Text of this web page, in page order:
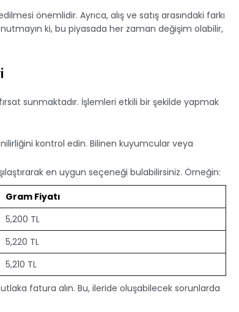
önemlidir. Ayrıca, alış ve satış arasındaki farkı
ki, bu piyasada her zaman değişim olabilir,
sunmaktadır. İşlemleri etkili bir şekilde yapmak
kontrol edin. Bilinen kuyumcular veya
en uygun seçeneği bulabilirsiniz. Örneğin:
Gram Fiyatı
5,200 TL
5,220 TL
5,210 TL
fatura alın. Bu, ileride oluşabilecek sorunlarda